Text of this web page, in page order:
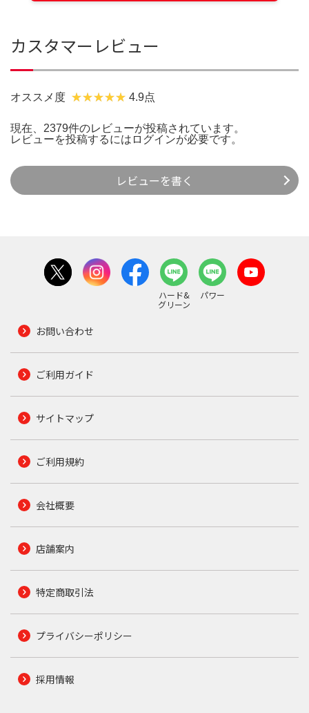
カスタマーレビュー
オススメ度 4.9点
現在、2379件のレビューが投稿されています。
レビューを投稿するには ログインが必要です。
レビューを書く
ハード&
グリーン
パワー
お問い合わせ
ご利用ガイド
サイトマップ
ご利用規約
会社概要
店舗案内
特定商取引法
プライバシーポリシー
採用情報